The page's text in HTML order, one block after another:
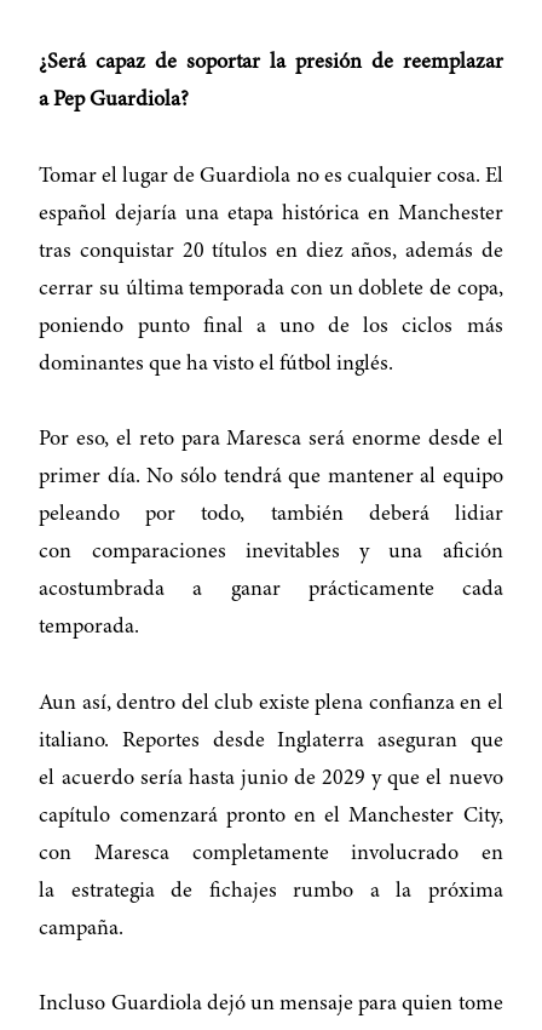
¿Será capaz de soportar la presión de reemplazar
a Pep Guardiola?
Tomar el lugar de Guardiola no es cualquier cosa. El
español dejaría una etapa histórica en Manchester
tras conquistar 20 títulos en diez años, además de
cerrar su última temporada con un doblete de copa,
poniendo punto final a uno de los ciclos más
dominantes que ha visto el fútbol inglés.
Por eso, el reto para Maresca será enorme desde el
primer día. No sólo tendrá que mantener al equipo
peleando por todo, también deberá lidiar
con comparaciones inevitables y una afición
acostumbrada a ganar prácticamente cada
temporada.
Aun así, dentro del club existe plena confianza en el
italiano. Reportes desde Inglaterra aseguran que
el acuerdo sería hasta junio de 2029 y que el nuevo
capítulo comenzará pronto en el Manchester City,
con Maresca completamente involucrado en
la estrategia de fichajes rumbo a la próxima
campaña.
Incluso Guardiola dejó un mensaje para quien tome